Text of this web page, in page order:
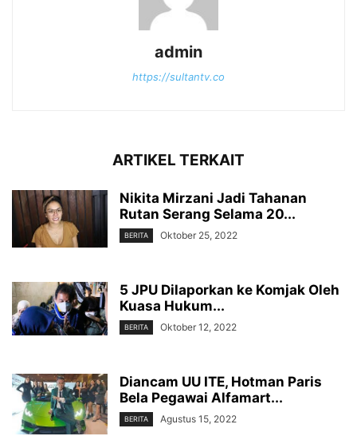
admin
https://sultantv.co
ARTIKEL TERKAIT
Nikita Mirzani Jadi Tahanan
Rutan Serang Selama 20...
BERITA Oktober 25, 2022
5 JPU Dilaporkan ke Komjak Oleh
Kuasa Hukum...
BERITA Oktober 12, 2022
Diancam UU ITE, Hotman Paris
Bela Pegawai Alfamart...
BERITA Agustus 15, 2022